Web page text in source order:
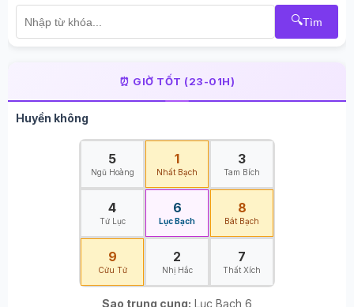
🔍Tìm
⏰ GIỜ TỐT (23-01H)
Huyền không
5
Ngũ Hoàng
1
Nhất Bạch
3
Tam Bích
4
Tứ Lục
6
Lục Bạch
8
Bát Bạch
9
Cửu Tử
2
Nhị Hắc
7
Thất Xích
Sao trung cung: Lục Bạch 6